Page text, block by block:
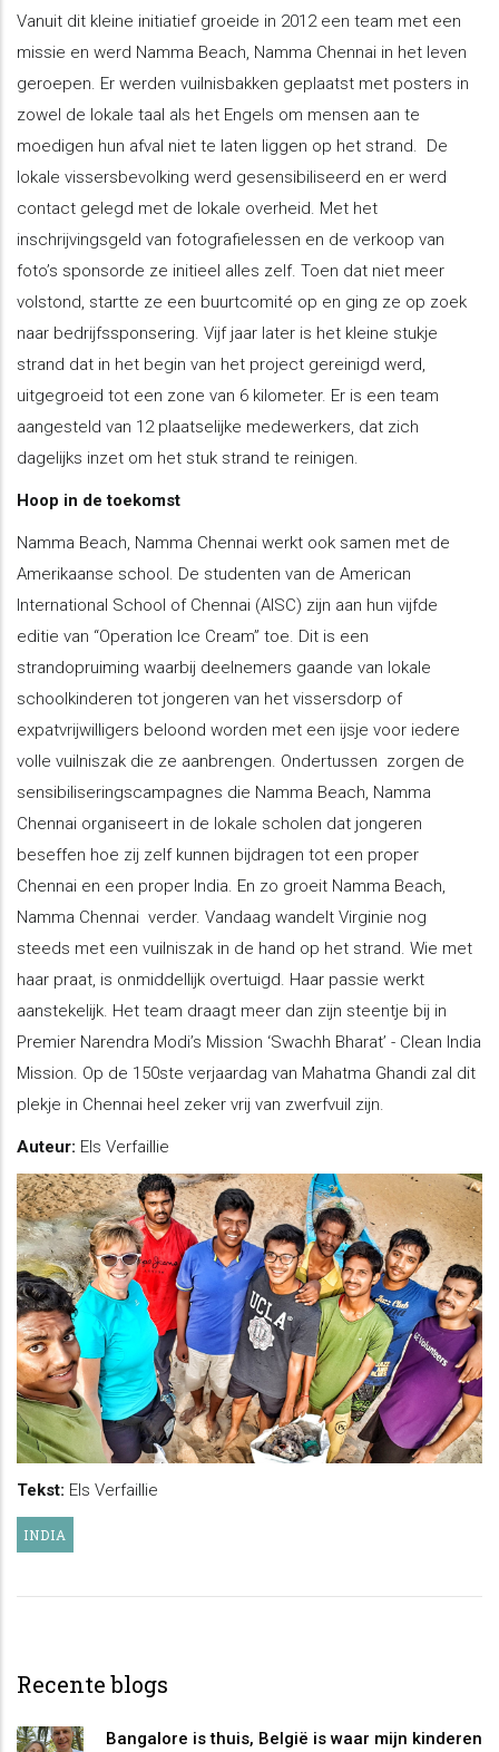
Vanuit dit kleine initiatief groeide in 2012 een team met een
missie en werd Namma Beach, Namma Chennai in het leven
geroepen. Er werden vuilnisbakken geplaatst met posters in
zowel de lokale taal als het Engels om mensen aan te
moedigen hun afval niet te laten liggen op het strand. De
lokale vissersbevolking werd gesensibiliseerd en er werd
contact gelegd met de lokale overheid. Met het
inschrijvingsgeld van fotografielessen en de verkoop van
foto’s sponsorde ze initieel alles zelf. Toen dat niet meer
volstond, startte ze een buurtcomité op en ging ze op zoek
naar bedrijfssponsering. Vijf jaar later is het kleine stukje
strand dat in het begin van het project gereinigd werd,
uitgegroeid tot een zone van 6 kilometer. Er is een team
aangesteld van 12 plaatselijke medewerkers, dat zich
dagelijks inzet om het stuk strand te reinigen.
Hoop in de toekomst
Namma Beach, Namma Chennai werkt ook samen met de
Amerikaanse school. De studenten van de American
International School of Chennai (AISC) zijn aan hun vijfde
editie van “Operation Ice Cream” toe. Dit is een
strandopruiming waarbij deelnemers gaande van lokale
schoolkinderen tot jongeren van het vissersdorp of
expatvrijwilligers beloond worden met een ijsje voor iedere
volle vuilniszak die ze aanbrengen. Ondertussen zorgen de
sensibiliseringscampagnes die Namma Beach, Namma
Chennai organiseert in de lokale scholen dat jongeren
beseffen hoe zij zelf kunnen bijdragen tot een proper
Chennai en een proper India. En zo groeit Namma Beach,
Namma Chennai verder. Vandaag wandelt Virginie nog
steeds met een vuilniszak in de hand op het strand. Wie met
haar praat, is onmiddellijk overtuigd. Haar passie werkt
aanstekelijk. Het team draagt meer dan zijn steentje bij in
Premier Narendra Modi’s Mission ‘Swachh Bharat’ - Clean India
Mission. Op de 150ste verjaardag van Mahatma Ghandi zal dit
plekje in Chennai heel zeker vrij van zwerfvuil zijn.
Auteur: Els Verfaillie
Tekst: Els Verfaillie
INDIA
Recente blogs
Bangalore is thuis, België is waar mijn kinderen